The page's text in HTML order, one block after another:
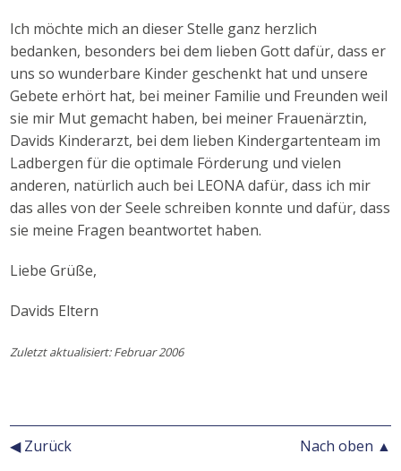
Ich möchte mich an dieser Stelle ganz herzlich
bedanken, besonders bei dem lieben Gott dafür, dass er
uns so wunderbare Kinder geschenkt hat und unsere
Gebete erhört hat, bei meiner Familie und Freunden weil
sie mir Mut gemacht haben, bei meiner Frauenärztin,
Davids Kinderarzt, bei dem lieben Kindergartenteam im
Ladbergen für die optimale Förderung und vielen
anderen, natürlich auch bei LEONA dafür, dass ich mir
das alles von der Seele schreiben konnte und dafür, dass
sie meine Fragen beantwortet haben.
Liebe Grüße,
Davids Eltern
Zuletzt aktualisiert: Februar 2006
◀ Zurück Nach oben ▲